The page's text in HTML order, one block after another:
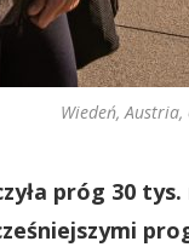
Wiedeń,
próg 30